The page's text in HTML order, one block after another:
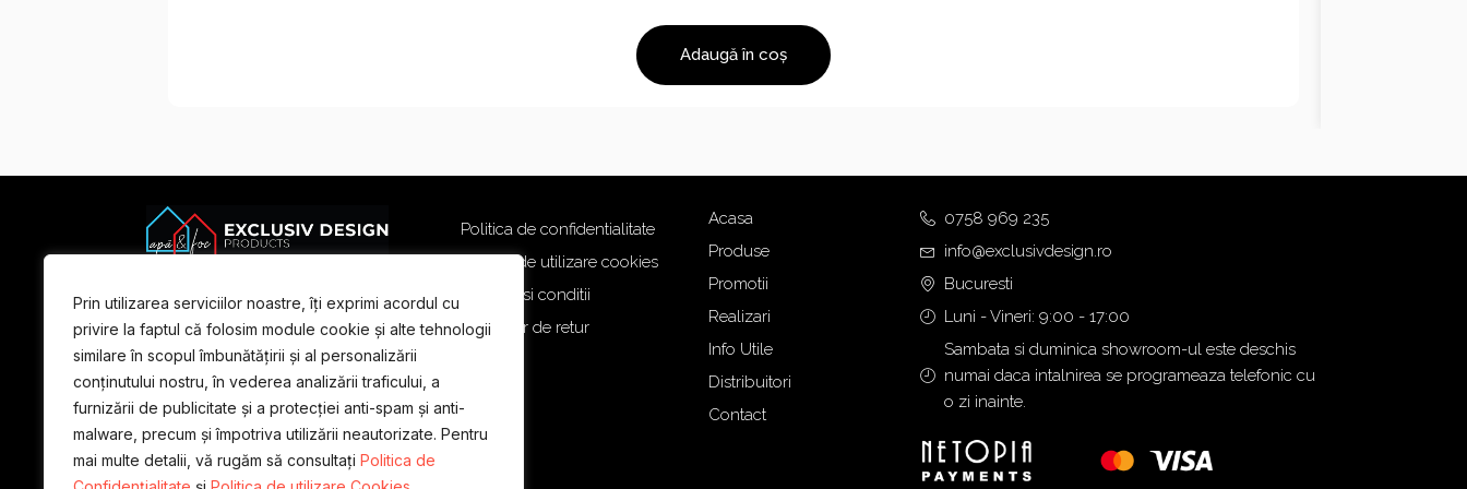
Prin utilizarea serviciilor noastre, îți exprimi acordul cu
privire la faptul că folosim module cookie și alte tehnologii
similare în scopul îmbunătățirii și al personalizării
conținutului nostru, în vederea analizării traficului, a
furnizării de publicitate și a protecției anti-spam și anti-
malware, precum și împotriva utilizării neautorizate. Pentru
mai multe detalii, vă rugăm să consultați Politica de
e
ț
i
a
l
a
f
s
t
e
u
r
Adaugă în coș
Politica de confidentialitate
Politica de utilizare cookies
Termeni si conditii
Formular de retur
Acasa
Produse
Promotii
Realizari
Info Utile
Distribuitori
Contact
0758 969 235
info@exclusivdesign.ro
Bucuresti
Luni - Vineri: 9:00 - 17:00
Sambata si duminica showroom-ul este deschis
numai daca intalnirea se programeaza telefonic cu
o zi inainte.